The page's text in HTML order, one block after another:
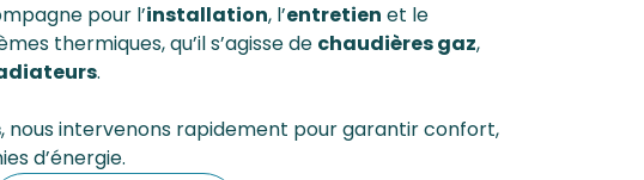
pour l’installation, l’entretien et le
thermiques, qu’il s’agisse de chaudières gaz,
.
, nous intervenons rapidement pour garantir confort,
d’énergie.